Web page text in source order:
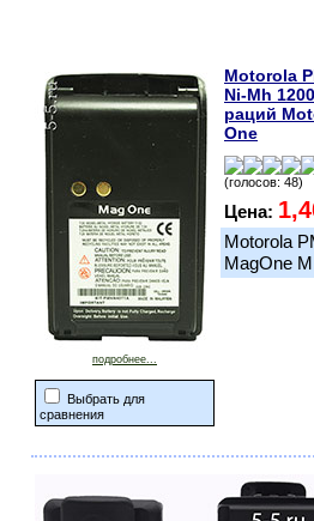
подробнее...
Выбрать для
сравнения
Motorola
Ni-Mh
раций
One
(голосов: 48)
Цена:
Motorola
MagOne